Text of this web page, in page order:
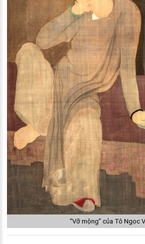
“Vỡ mộng” của Tô Ngọc